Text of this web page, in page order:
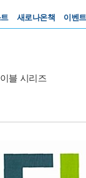
새로나온책 이벤트
블 시리즈